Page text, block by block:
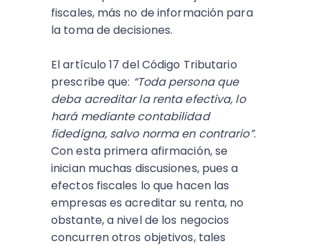
fiscales, más no de información para
la toma de decisiones.
El artículo 17 del Código Tributario
prescribe que: “Toda persona que
deba acreditar la renta efectiva, lo
hará mediante contabilidad
fidedigna, salvo norma en contrario”.
Con esta primera afirmación, se
inician muchas discusiones, pues a
efectos fiscales lo que hacen las
empresas es acreditar su renta, no
obstante, a nivel de los negocios
concurren otros objetivos, tales